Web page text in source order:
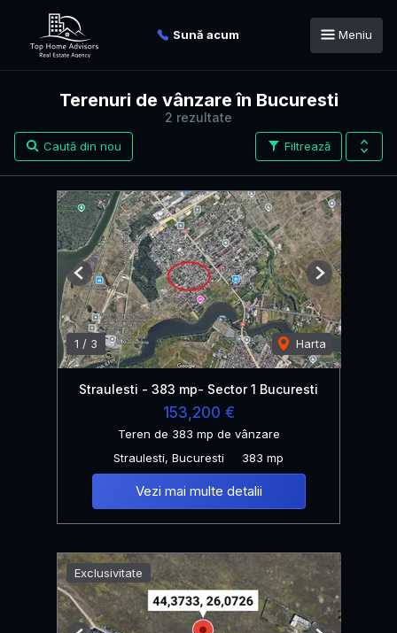
Sună acum Meniu
2 rezultate
Terenuri de vânzare în Bucuresti
Filtrează
Caută din nou
1 / 3 Harta
Previous Next
Straulesti - 383 mp- Sector 1 Bucuresti
153,200 €
Teren de 383 mp de vânzare
Straulesti, Bucuresti
383 mp
Vezi mai multe detalii
Exclusivitate